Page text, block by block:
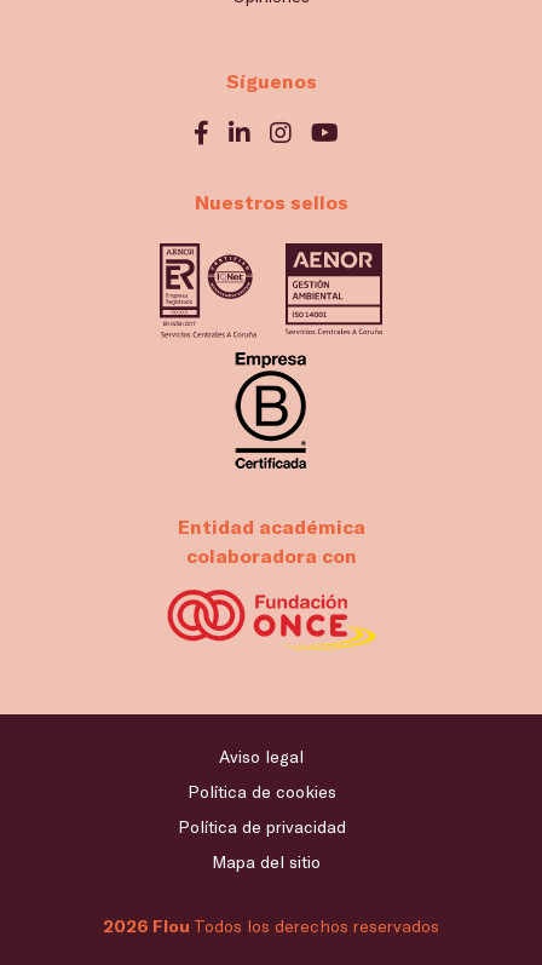
Síguenos
Nuestros sellos
Entidad académica
colaboradora con
2026 Flou Todos los derechos reservados
Aviso legal
Política de cookies
Política de privacidad
Mapa del sitio